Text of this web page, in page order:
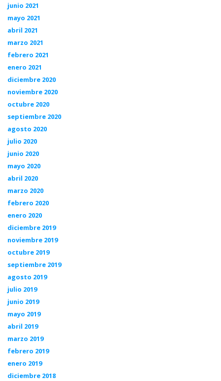
junio 2021
mayo 2021
abril 2021
marzo 2021
febrero 2021
enero 2021
diciembre 2020
noviembre 2020
octubre 2020
septiembre 2020
agosto 2020
julio 2020
junio 2020
mayo 2020
abril 2020
marzo 2020
febrero 2020
enero 2020
diciembre 2019
noviembre 2019
octubre 2019
septiembre 2019
agosto 2019
julio 2019
junio 2019
mayo 2019
abril 2019
marzo 2019
febrero 2019
enero 2019
diciembre 2018